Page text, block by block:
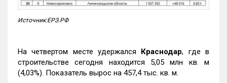
Источник:ЕРЗ.РФ
На четвертом месте удержался Краснодар, где в
строительстве сегодня находится 5,05 млн кв. м
(4,03%). Показатель вырос на 457,4 тыс. кв. м.